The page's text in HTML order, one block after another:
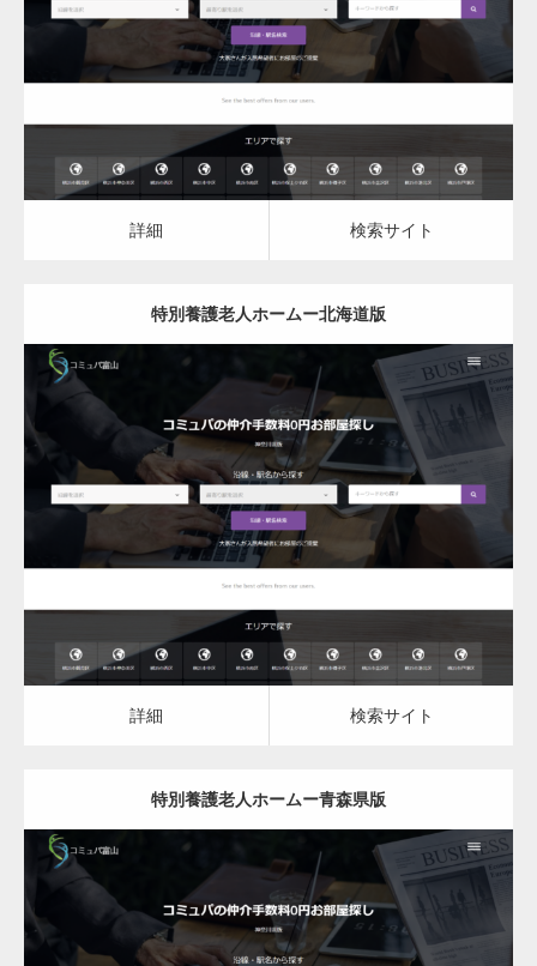
特別養護老人ホーム
詳細 検索サイト
詳細 検索サイト
特別養護老人ホームー北海道版
更新日： 2023.03.09
特別養護老人ホーム
詳細 検索サイト
詳細 検索サイト
特別養護老人ホームー青森県版
更新日： 2023.03.09